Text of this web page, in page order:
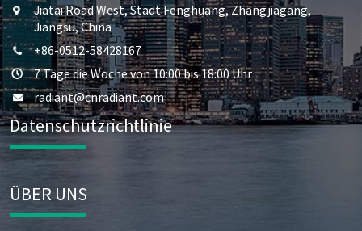
Jiatai Road West, Stadt Fenghuang, Zhangjiagang,
Jiangsu, China
+86-0512-58428167
7 Tage die Woche von 10:00 bis 18:00 Uhr
radiant@cnradiant.com
Datenschutzrichtlinie
ÜBER UNS